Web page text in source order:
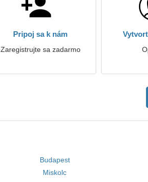
Pripoj sa k nám
Zaregistrujte sa zadarmo
Budapest
Miskolc